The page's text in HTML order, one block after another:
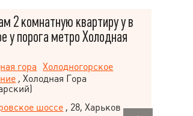
2 комнатную квартиру у в
у порога метро Холодная
гора
Холодногорское
, Холодная Гора
шоссе , 28, Харьков